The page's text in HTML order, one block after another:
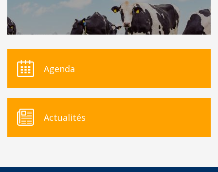
Agenda
Actualités